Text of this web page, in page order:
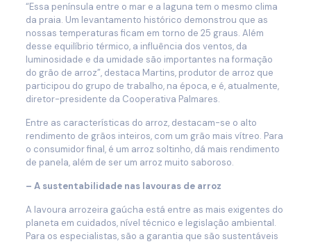
“Essa península entre o mar e a laguna tem o mesmo clima
da praia. Um levantamento histórico demonstrou que as
nossas temperaturas ficam em torno de 25 graus. Além
desse equilíbrio térmico, a influência dos ventos, da
luminosidade e da umidade são importantes na formação
do grão de arroz”, destaca Martins, produtor de arroz que
participou do grupo de trabalho, na época, e é, atualmente,
diretor-presidente da Cooperativa Palmares.
Entre as características do arroz, destacam-se o alto
rendimento de grãos inteiros, com um grão mais vítreo. Para
o consumidor final, é um arroz soltinho, dá mais rendimento
de panela, além de ser um arroz muito saboroso.
– A sustentabilidade nas lavouras de arroz
A lavoura arrozeira gaúcha está entre as mais exigentes do
planeta em cuidados, nível técnico e legislação ambiental.
Para os especialistas, são a garantia que são sustentáveis